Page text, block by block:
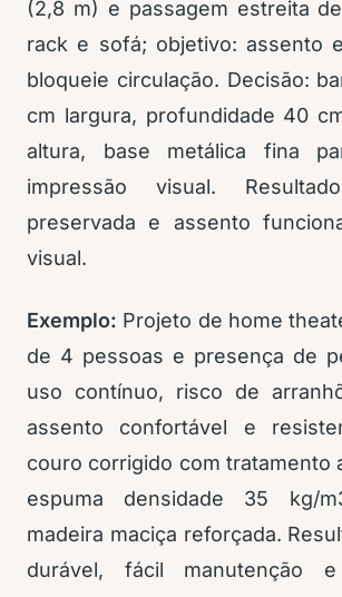
(2,8 m) e passagem estreita
rack e sofá; objetivo: assento
bloqueie circulação. Decisão:
cm largura, profundidade 40
altura, base metálica fina
impressão visual.
preservada e assento
visual.
Exemplo: Projeto de home
de 4 pessoas e presença de
uso contínuo, risco de
assento confortável e
couro corrigido com tratamento
espuma densidade 35 kg/
madeira maciça reforçada.
durável, fácil manutenção e